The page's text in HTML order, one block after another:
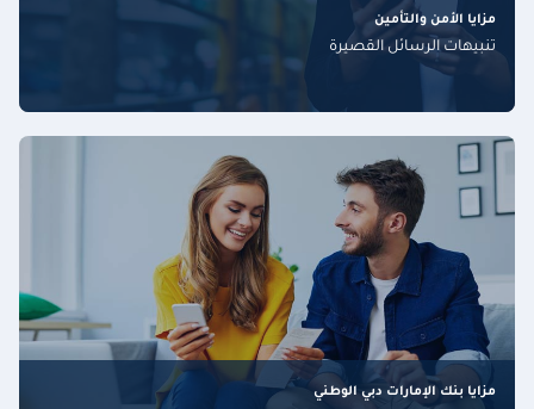
مزايا الأمن والتأمين
تنبيهات الرسائل القصيرة
مزايا بنك الإمارات دبي الوطني